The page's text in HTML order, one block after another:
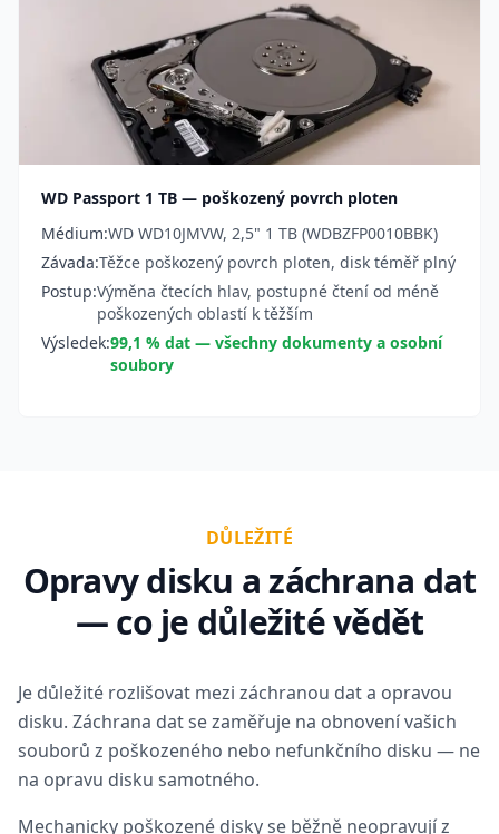
WD Passport 1 TB — poškozený povrch ploten
Médium:WD WD10JMVW, 2,5" 1 TB (WDBZFP0010BBK)
Závada:Těžce poškozený povrch ploten, disk téměř plný
Postup:Výměna čtecích hlav, postupné čtení od méně
poškozených oblastí k těžším
Výsledek:99,1 % dat — všechny dokumenty a osobní
soubory
DŮLEŽITÉ
Opravy disku a záchrana dat
— co je důležité vědět
Je důležité rozlišovat mezi záchranou dat a opravou
disku. Záchrana dat se zaměřuje na obnovení vašich
souborů z poškozeného nebo nefunkčního disku — ne
na opravu disku samotného.
Mechanicky poškozené disky se běžně neopravují z